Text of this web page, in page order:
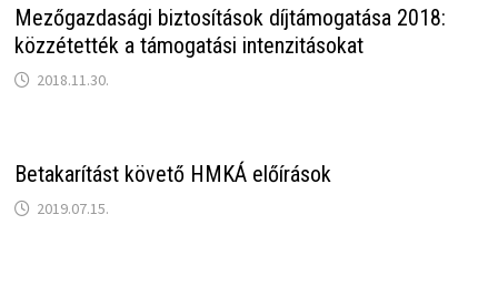
Mezőgazdasági biztosítások díjtámogatása 2018:
közzétették a támogatási intenzitásokat
2018.11.30.
Betakarítást követő HMKÁ előírások
2019.07.15.